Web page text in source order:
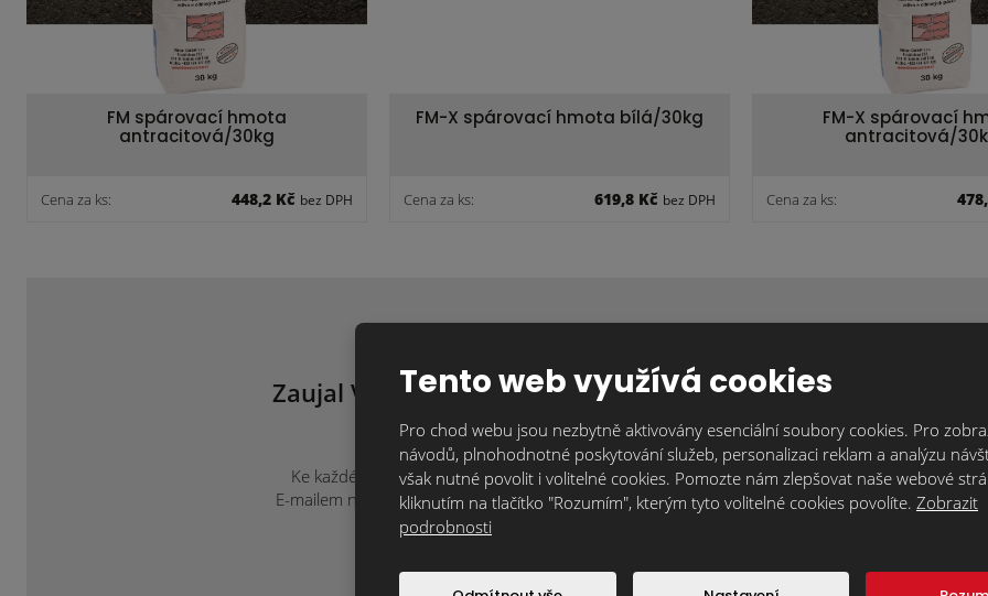
FM spárovací hmota
antracitová/30kg
Cena za ks: 448,2 Kč bez DPH
FM-X spárovací hmota bílá/30kg
Cena za ks: 619,8 Kč bez DPH
FM-X spárovací
antracitová/
Cena za ks:
Zaujal Vás tento materiál nebo máte nějaké dotazy?
nezávaznou nabídku nebo doplňující
Ke každému projektu přistupujeme individuálně, protože každý je originál. Kontaktujte nás
E-mailem na
info@klinkercentrum.cz nebo přes kontaktní formulář. Čím více informací nám o
Tento web využívá cookies
Pro chod webu jsou nezbytně aktivovány esenciální soubory cookies. Pro
návodů, plnohodnotné poskytování služeb, personalizaci reklam a analýzu
však nutné povolit i volitelné cookies. Pomozte nám zlepšovat naše webové
kliknutím na tlačítko "Rozumím", kterým tyto volitelné cookies povolíte. Zobrazit
podrobnosti